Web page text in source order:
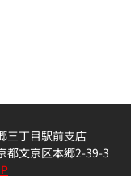
三丁目駅前支店
都文京区本郷2-39-3